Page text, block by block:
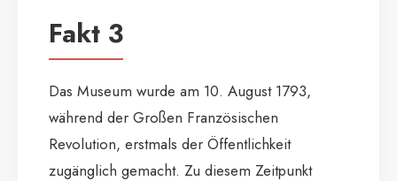
Fakt 3
Das Museum wurde am 10. August 1793,
während der Großen Französischen
Revolution, erstmals der Öffentlichkeit
zugänglich gemacht. Zu diesem Zeitpunkt